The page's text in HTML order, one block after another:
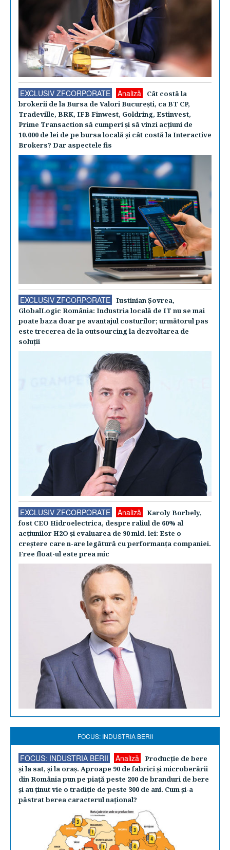
EXCLUSIV ZFCORPORATE Analiză
Cât costă la
brokerii de la Bursa de Valori Bucureşti, ca BT CP,
Tradeville, BRK, IFB Finwest, Goldring, Estinvest,
Prime Transaction să cumperi şi să vinzi acţiuni de
10.000 de lei de pe bursa locală şi cât costă la Interactive
Brokers? Dar aspectele fis
EXCLUSIV ZFCORPORATE
Iustinian Şovrea,
GlobalLogic România: Industria locală de IT nu se mai
poate baza doar pe avantajul costurilor; următorul pas
este trecerea de la outsourcing la dezvoltarea de
soluţii
EXCLUSIV ZFCORPORATE Analiză
Karoly Borbely,
fost CEO Hidroelectrica, despre raliul de 60% al
acţiunilor H2O şi evaluarea de 90 mld. lei: Este o
creştere care n-are legătură cu performanţa companiei.
Free float-ul este prea mic
FOCUS: INDUSTRIA BERII
FOCUS: INDUSTRIA BERII Analiză
Producţie de bere
şi la sat, şi la oraş. Aproape 90 de fabrici şi microberării
din România pun pe piaţă peste 200 de branduri de bere
şi au ţinut vie o tradiţie de peste 300 de ani. Cum şi-a
păstrat berea caracterul naţional?